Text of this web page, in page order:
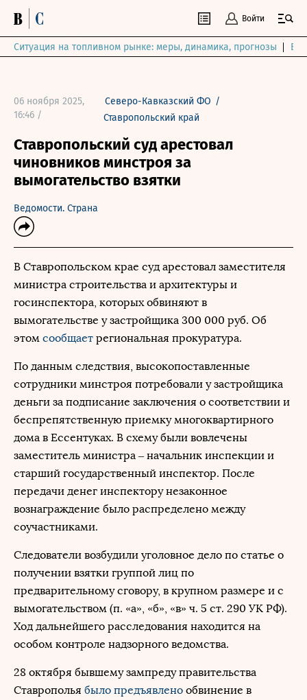
Войти
Ситуация на топливном рынке: меры, динамика, прогнозы
06 ноября 2025,
16:46 /
Северо-Кавказский ФО /
Ставропольский край
Ставропольский суд арестовал
чиновников минстроя за
вымогательство взятки
Ведомости. Страна
В Ставропольском крае суд арестовал заместителя
министра строительства и архитектуры и
госинспектора, которых обвиняют в
вымогательстве у застройщика 300 000 руб. Об
этом сообщает региональная прокуратура.
По данным следствия, высокопоставленные
сотрудники минстроя потребовали у застройщика
деньги за подписание заключения о соответствии и
беспрепятственную приемку многоквартирного
дома в Ессентуках. В схему были вовлечены
заместитель министра – начальник инспекции и
старший государственный инспектор. После
передачи денег инспектору незаконное
вознаграждение было распределено между
соучастниками.
Следователи возбудили уголовное дело по статье о
получении взятки группой лиц по
предварительному сговору, в крупном размере и с
вымогательством (п. «а», «б», «в» ч. 5 ст. 290 УК РФ).
Ход дальнейшего расследования находится на
особом контроле надзорного ведомства.
28 октября бывшему зампреду правительства
Ставрополья было предъявлено обвинение в